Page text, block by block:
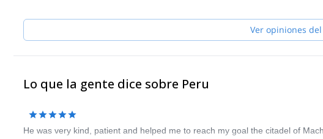
Ver opiniones
Lo que la gente dice sobre Peru
He was very kind, patient and helped me to reach my goal the citadel of